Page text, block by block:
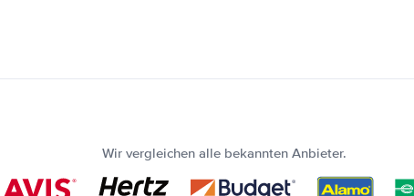
Wir vergleichen alle bekannten Anbieter.